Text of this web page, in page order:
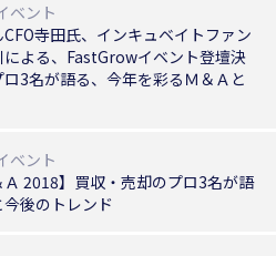
ベント
CFO寺田氏、インキュベイトファン
による、FastGrowイベント登壇決
3名が語る、今年を彩るＭ＆Ａと
ベント
Ａ 2018】買収・売却のプロ3名が語
後のトレンド